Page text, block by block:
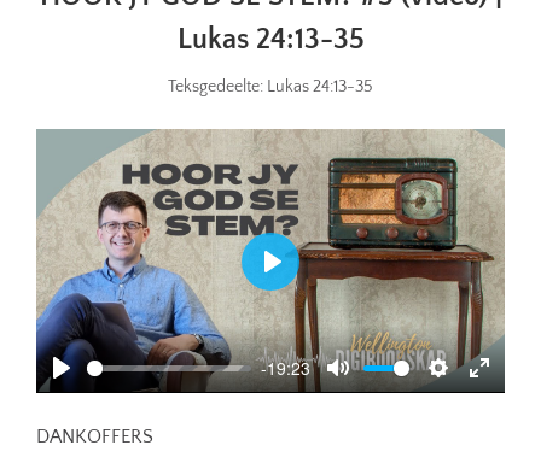
Lukas 24:13-35
Teksgedeelte: Lukas 24:13-35
Play
-19:23
Mute Settings
Enter
Play
DANKOFFERS